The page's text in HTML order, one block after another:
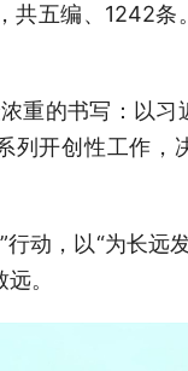
共五编、1242条
重的书写：以习
列开创性工作，
动，以“为长远
。